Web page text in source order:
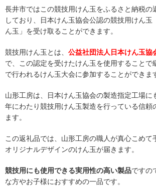
長井市ではこの競技用けん玉をふるさと納税の
しており、日本けん玉協会公認の競技用けん玉
ん玉」を受け取ることができます。
競技用けん玉とは、 公益社団法人日本けん玉協
で、この認定を受けたけん玉を使用することで
で行われるけん玉大会に参加することができま
山形工房は、日本けん玉協会の製造指定工場に
年にわたり競技用けん玉製造を行っている信頼
ます。
この返礼品では、山形工房の職人が真心こめて
オリジナルデザインのけん玉が届きます。
競技用にも使用できる実用性の高い製品ですの
な方やお子様におすすめの一品です。